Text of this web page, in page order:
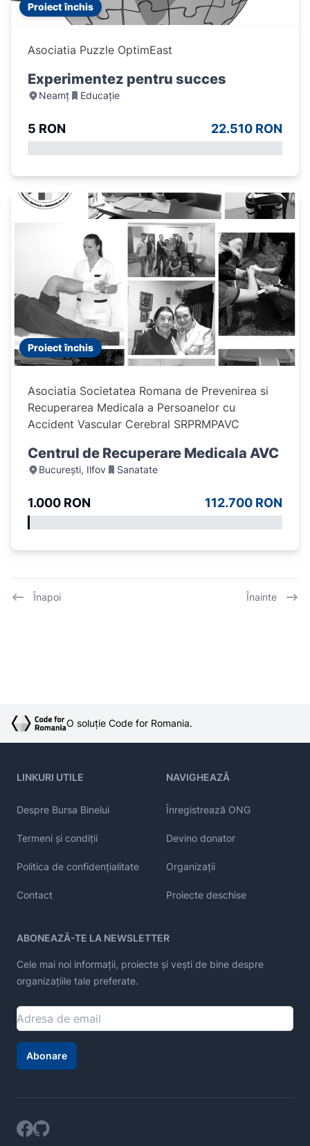
Proiect închis
Asociatia Puzzle OptimEast
Experimentez pentru succes
Neamț Educație
5 RON 22.510 RON
Proiect închis
Asociatia Societatea Romana de Prevenirea si
Recuperarea Medicala a Persoanelor cu
Accident Vascular Cerebral SRPRMPAVC
Centrul de Recuperare Medicala AVC
București, Ilfov Sanatate
1.000 RON 112.700 RON
Înapoi Înainte
O soluție Code for Romania.
LINKURI UTILE
Despre Bursa Binelui
Termeni și condiții
Politica de confidențialitate
Contact
NAVIGHEAZĂ
Înregistrează ONG
Devino donator
Organizații
Proiecte deschise
ABONEAZĂ-TE LA NEWSLETTER
Cele mai noi informații, proiecte și vești de bine despre
organizațiile tale preferate.
Abonare